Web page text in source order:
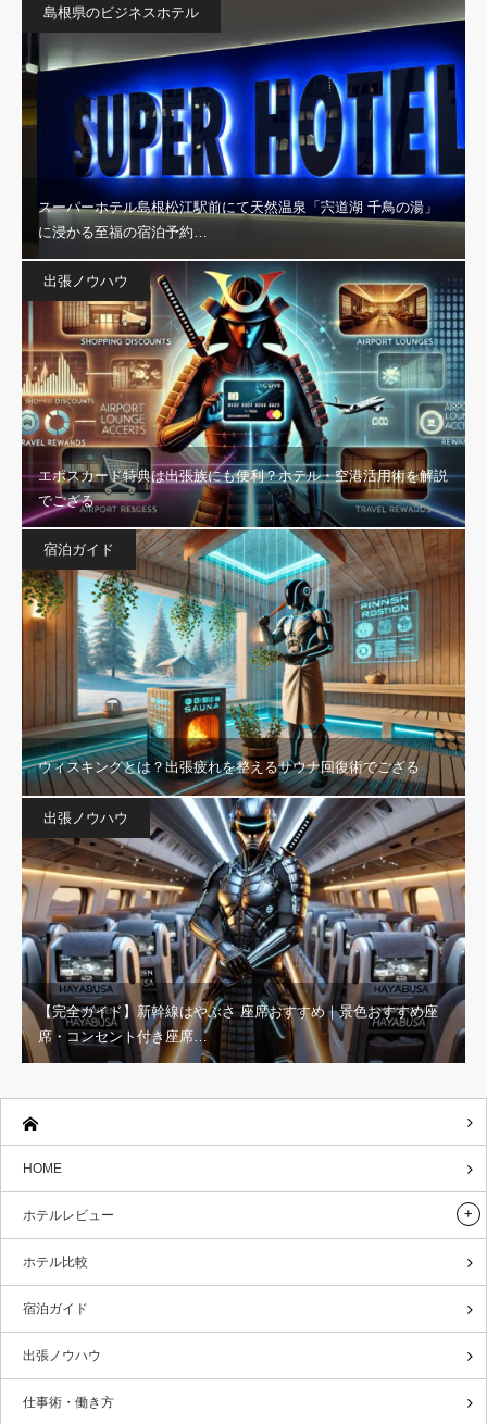
島根県のビジネスホテル
スーパーホテル島根松江駅前にて天然温泉「宍道湖 千鳥の湯」
に浸かる至福の宿泊予約…
出張ノウハウ
エポスカード特典は出張族にも便利？ホテル・空港活用術を解説
でござる
宿泊ガイド
ウィスキングとは？出張疲れを整えるサウナ回復術でござる
出張ノウハウ
【完全ガイド】新幹線はやぶさ 座席おすすめ｜景色おすすめ座
席・コンセント付き座席…
HOME
ホテルレビュー
ホテル比較
宿泊ガイド
出張ノウハウ
仕事術・働き方